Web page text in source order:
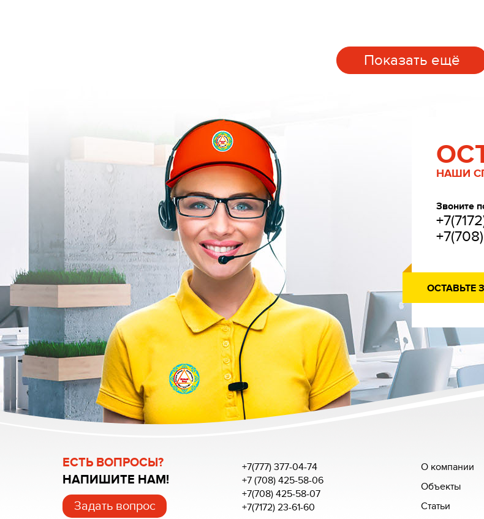
Показать ещё
НАШИ
Звоните
ОСТАВЬТЕ
ЕСТЬ ВОПРОСЫ?
НАПИШИТЕ НАМ!
Задать вопрос
+7(777) 377-04-74
+7 (708) 425-58-06
+7(708) 425-58-07
+7(7172) 23-61-60
О компании
Объекты
Статьи